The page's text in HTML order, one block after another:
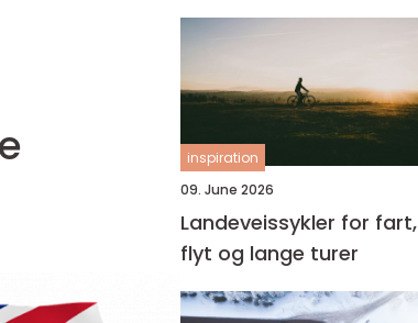
inspiration
09. June 2026
Landeveissykler for fart,
flyt og lange turer